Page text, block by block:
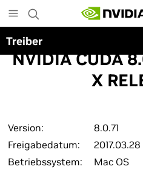
to
main
content
Treiber
NVIDIA CUDA
X
Version:
8.0.71
Freigabedatum:
2017.03.28
Betriebssystem:
Mac OS